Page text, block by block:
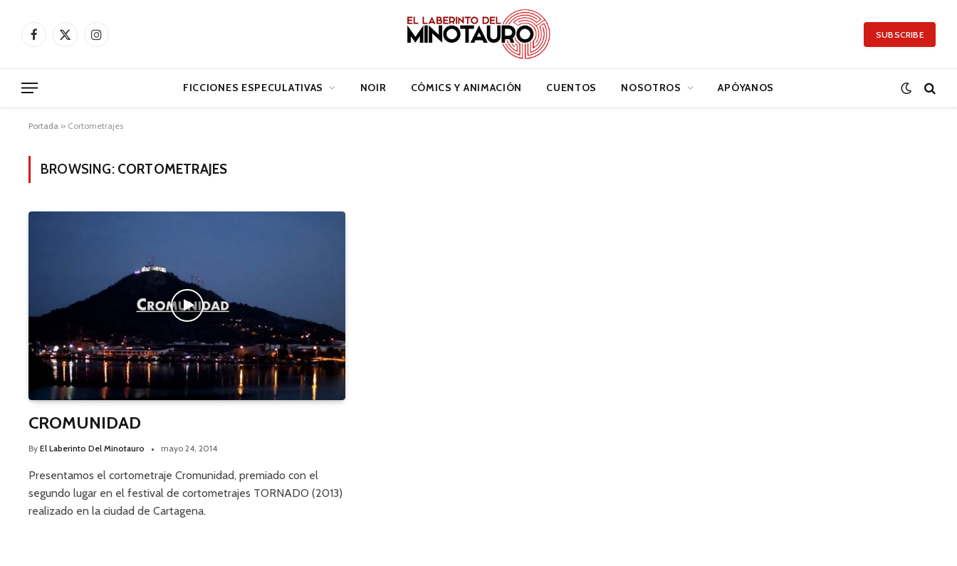
Facebook
X
Instagram SUBSCRIBE
FICCIONES ESPECULATIVAS NOIR CÓMICS Y ANIMACIÓN CUENTOS NOSOTROS APÓYANOS
Portada » Cortometrajes
BROWSING: CORTOMETRAJES
CROMUNIDAD
By El Laberinto Del Minotauro mayo 24, 2014
Presentamos el cortometraje Cromunidad, premiado con el
segundo lugar en el festival de cortometrajes TORNADO (2013)
realizado en la ciudad de Cartagena.